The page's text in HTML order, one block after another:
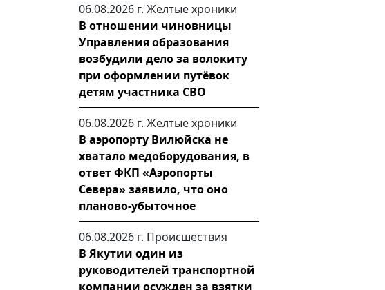
06.08.2026 г. Желтые хроники
В отношении чиновницы
Управления образования
возбудили дело за волокиту
при оформлении путёвок
детям участника СВО
06.08.2026 г. Желтые хроники
В аэропорту Вилюйска не
хватало медоборудования, в
ответ ФКП «Аэропорты
Севера» заявило, что оно
планово-убыточное
06.08.2026 г. Происшествия
В Якутии один из
руководителей транспортной
компании осужден за взятки